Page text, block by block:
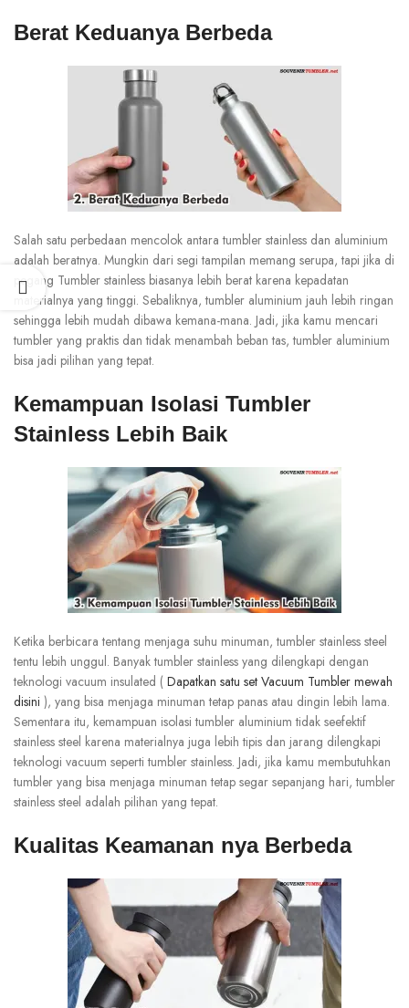
Berat Keduanya Berbeda
Salah satu perbedaan mencolok antara tumbler stainless dan aluminium
adalah beratnya. Mungkin dari segi tampilan memang serupa, tapi jika di
pegang Tumbler stainless biasanya lebih berat karena kepadatan
materialnya yang tinggi. Sebaliknya, tumbler aluminium jauh lebih ringan
sehingga lebih mudah dibawa kemana-mana. Jadi, jika kamu mencari
tumbler yang praktis dan tidak menambah beban tas, tumbler aluminium
bisa jadi pilihan yang tepat.
Kemampuan Isolasi Tumbler
Stainless Lebih Baik
Ketika berbicara tentang menjaga suhu minuman, tumbler stainless steel
tentu lebih unggul. Banyak tumbler stainless yang dilengkapi dengan
teknologi vacuum insulated ( Dapatkan satu set Vacuum Tumbler mewah
disini ), yang bisa menjaga minuman tetap panas atau dingin lebih lama.
Sementara itu, kemampuan isolasi tumbler aluminium tidak seefektif
stainless steel karena materialnya juga lebih tipis dan jarang dilengkapi
teknologi vacuum seperti tumbler stainless. Jadi, jika kamu membutuhkan
tumbler yang bisa menjaga minuman tetap segar sepanjang hari, tumbler
stainless steel adalah pilihan yang tepat.
Kualitas Keamanan nya Berbeda